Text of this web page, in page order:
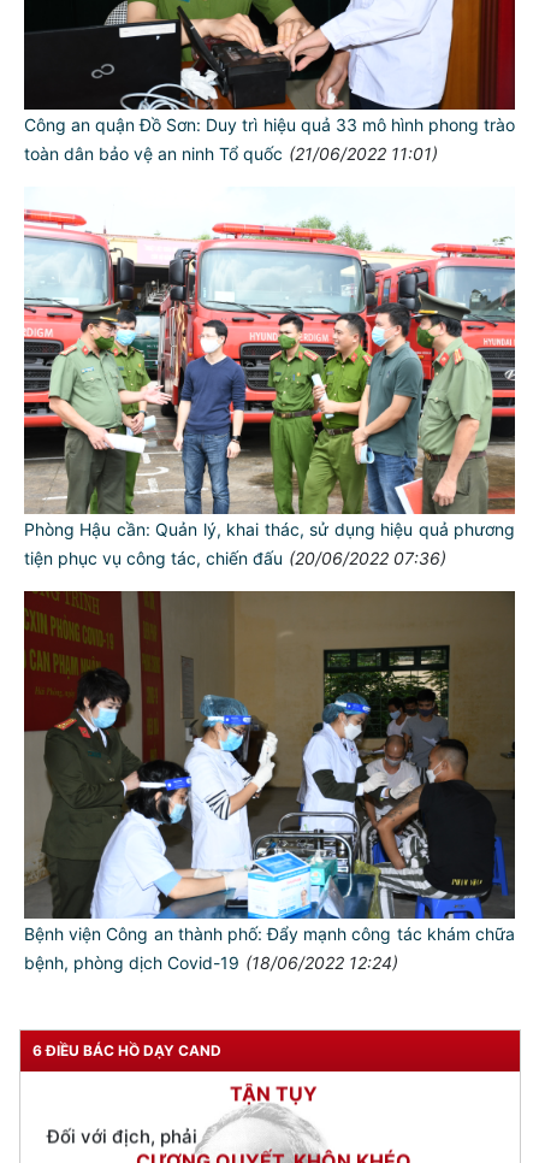
Công an quận Đồ Sơn: Duy trì hiệu quả 33 mô hình phong trào
toàn dân bảo vệ an ninh Tổ quốc (21/06/2022 11:01)
Phòng Hậu cần: Quản lý, khai thác, sử dụng hiệu quả phương
tiện phục vụ công tác, chiến đấu (20/06/2022 07:36)
Bệnh viện Công an thành phố: Đẩy mạnh công tác khám chữa
bệnh, phòng dịch Covid-19 (18/06/2022 12:24)
6 ĐIỀU BÁC HỒ DẠY CAND
TƯ CÁCH
NGƯỜI CÔNG AN CÁCH MỆNH LÀ:
Đối với tự mình, phải
CẦN, KIỆM, LIÊM, CHÍNH
Đối với đồng sự, phải
THÂN ÁI GIÚP ĐỠ
Đối với chính phủ, phải
TUYỆT ĐỐI TRUNG THÀNH
Đối với nhân dân, phải
KÍNH TRỌNG LỄ PHÉP
Đối với công việc, phải
Đối với địch, phải
CƯƠNG QUYẾT, KHÔN KHÉO
Trích thư Chủ tịch Hồ Chí Minh
gửi Công an Khu XII,
ngày 11 tháng 3 năm 1948.